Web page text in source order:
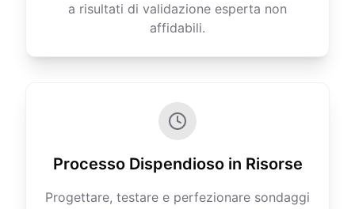
a risultati di validazione esperta non
affidabili.
Processo Dispendioso in Risorse
Progettare, testare e perfezionare sondaggi